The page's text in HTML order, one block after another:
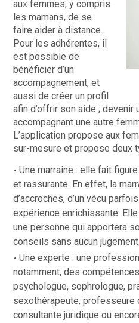
aux femmes, y compris
les mamans, de se
faire aider à distance.
Pour les adhérentes, il
est possible de
bénéficier d’un
accompagnement, et
aussi de créer un profil
afin d’offrir son aide ; devenir
accompagnant une autre
L’application propose aux
sur-mesure et propose deux
Une marraine : elle fait
et rassurante. En effet, la
d’accroches, d’un vécu
expérience enrichissante.
une personne qui apportera
conseils sans aucun jugement.
Une experte : une
notamment, des
psychologue, sophrologue,
sexothérapeute, professeure
consultante juridique ou